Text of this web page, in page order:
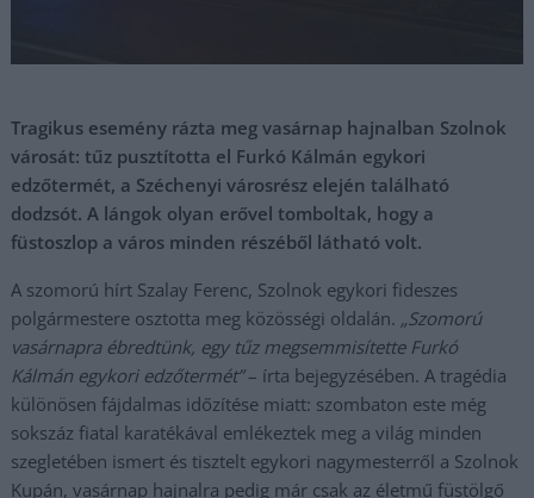
Tragikus esemény rázta meg vasárnap hajnalban Szolnok
városát: tűz pusztította el Furkó Kálmán egykori
edzőtermét, a Széchenyi városrész elején található
dodzsót. A lángok olyan erővel tomboltak, hogy a
füstoszlop a város minden részéből látható volt.
A szomorú hírt Szalay Ferenc, Szolnok egykori fideszes
polgármestere osztotta meg közösségi oldalán. „Szomorú
vasárnapra ébredtünk, egy tűz megsemmisítette Furkó
Kálmán egykori edzőtermét”– írta bejegyzésében. A tragédia
különösen fájdalmas időzítése miatt: szombaton este még
sokszáz fiatal karatékával emlékeztek meg a világ minden
szegletében ismert és tisztelt egykori nagymesterről a Szolnok
Kupán, vasárnap hajnalra pedig már csak az életmű füstölgő